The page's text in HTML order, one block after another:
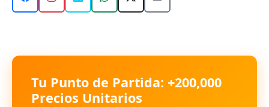
Tu Punto de Partida: +200,000
Precios Unitarios